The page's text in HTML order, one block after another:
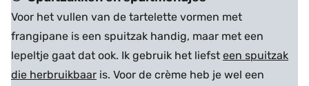
Voor het vullen van de tartelette vormen met
frangipane is een spuitzak handig, maar met een
lepeltje gaat dat ook. Ik gebruik het liefst een spuitzak
die herbruikbaar is. Voor de crème heb je wel een